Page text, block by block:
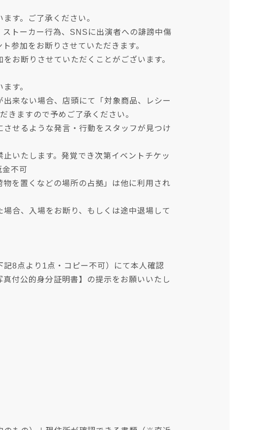
す。ご了承ください。
トーカー行為、SNSに出演者への誹謗中傷
参加をお断りさせていただきます。
お断りさせていただくことがございます。
す。
来ない場合、店頭にて「対象商品、レシー
きますので予めご了承ください。
せるような発言・行動をスタッフが見つけ
いたします。発覚でき次第イベントチケッ
不可
を置くなどの場所の占拠」は他に利用され
合、入場をお断り、もしくは途中退場して
8点より1点・コピー不可）にて本人確認
付公的身分証明書】の提示をお願いいたし